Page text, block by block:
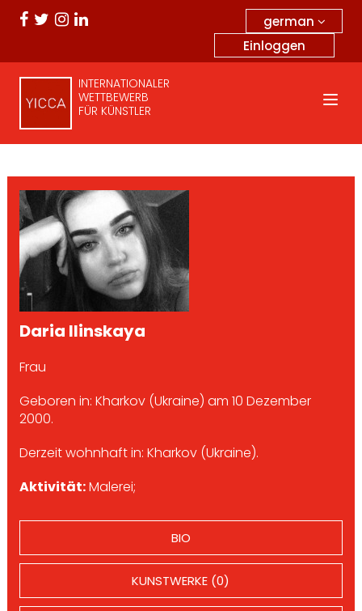
german
Einloggen
INTERNATIONALER
WETTBEWERB
FÜR KÜNSTLER
Daria Ilinskaya
Frau
Geboren in: Kharkov (Ukraine) am 10 Dezember
2000.
Derzeit wohnhaft in: Kharkov (Ukraine).
Aktivität:Malerei;
BIO
KUNSTWERKE (0)